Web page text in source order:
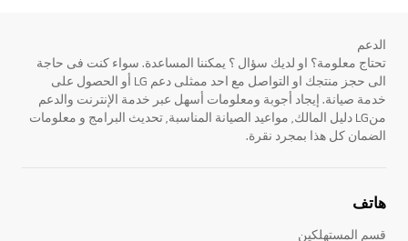
الدعم
تحتاج معلومة؟ او لديك سؤال ؟ يمكننا المساعدة. سواء كنت فى حاجة
الى حجز منتجك او التواصل مع احد ممثلى دعم LG أو الحصول على
خدمة صيانة. إيجاد أجوبة ومعلومات أسهل عبر خدمة الإنترنت والدعم
منLG دليل المالك, مواعيد الصيانة المناسبة, تحديث البرامج و معلومات
الضمان كل هذا بمجرد نقرة.
هاتف
قسم المستهلكين